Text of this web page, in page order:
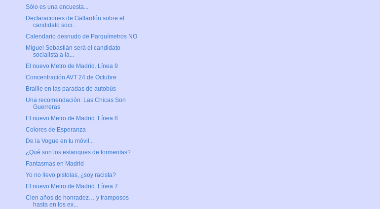
Sólo es una encuesta...
Declaraciones de Gallardón sobre el
candidato soci...
Calendario desnudo de Parquímetros NO
Miguel Sebastián será el candidato
socialista a la...
El nuevo Metro de Madrid. Línea 9
Concentración AVT 24 de Octubre
Braille en las paradas de autobús
Una recomendación: Las Chicas Son
Guerreras
El nuevo Metro de Madrid. Línea 8
Colores de Esperanza
De la Vogue en tu móvil...
¿Qué son los estanques de tormentas?
Fantasmas en Madrid
Yo no llevo pistolas, ¿soy racista?
El nuevo Metro de Madrid. Línea 7
Cien años de honradez… y tramposos
hasta en los ex...